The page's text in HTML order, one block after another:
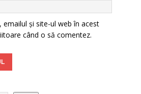
emailul și site-ul web în acest
când o să comentez.